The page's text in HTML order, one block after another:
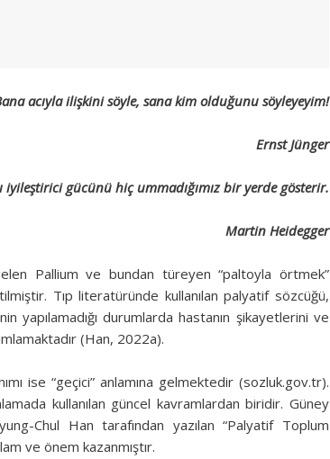
acıyla ilişkini söyle, sana kim olduğunu söyleyeyim!
Ernst Jünger
iyileştirici gücünü hiç ummadığımız bir yerde gösterir.
Martin Heidegger
Pallium ve bundan türeyen “paltoyla örtmek”
Tıp literatüründe kullanılan palyatif sözcüğü,
yapılamadığı durumlarda hastanın şikayetlerini ve
(Han, 2022a).
ise “geçici” anlamına gelmektedir (sozluk.gov.tr).
kullanılan güncel kavramlardan biridir. Güney
Chul Han tarafından yazılan “Palyatif Toplum
ve önem kazanmıştır.